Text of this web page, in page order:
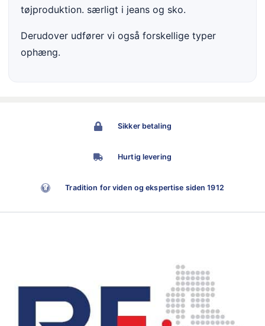
tøjproduktion. særligt i jeans og sko.
Derudover udfører vi også forskellige typer
ophæng.
Sikker betaling
Hurtig levering
Tradition for viden og ekspertise siden 1912